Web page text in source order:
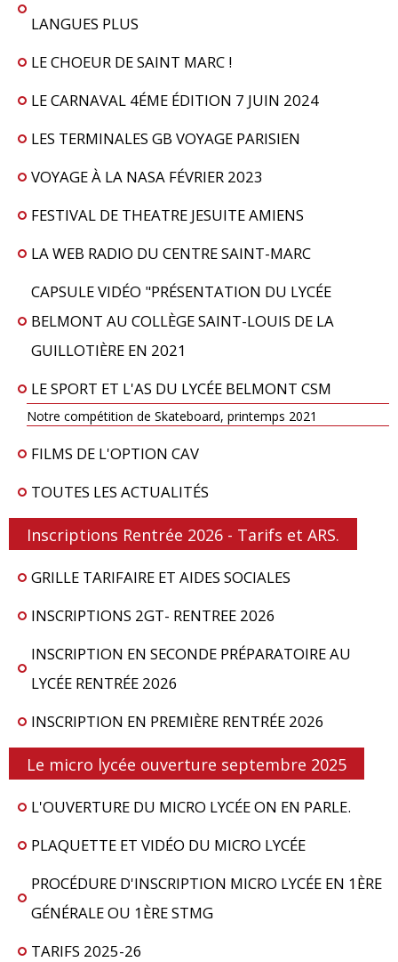
LANGUES PLUS
LE CHOEUR DE SAINT MARC !
LE CARNAVAL 4ÉME ÉDITION 7 JUIN 2024
LES TERMINALES GB VOYAGE PARISIEN
VOYAGE À LA NASA FÉVRIER 2023
FESTIVAL DE THEATRE JESUITE AMIENS
LA WEB RADIO DU CENTRE SAINT-MARC
CAPSULE VIDÉO "PRÉSENTATION DU LYCÉE
BELMONT AU COLLÈGE SAINT-LOUIS DE LA
GUILLOTIÈRE EN 2021
LE SPORT ET L'AS DU LYCÉE BELMONT CSM
Notre compétition de Skateboard, printemps 2021
FILMS DE L'OPTION CAV
TOUTES LES ACTUALITÉS
Inscriptions Rentrée 2026 - Tarifs et ARS.
GRILLE TARIFAIRE ET AIDES SOCIALES
INSCRIPTIONS 2GT- RENTREE 2026
INSCRIPTION EN SECONDE PRÉPARATOIRE AU
LYCÉE RENTRÉE 2026
INSCRIPTION EN PREMIÈRE RENTRÉE 2026
Le micro lycée ouverture septembre 2025
L'OUVERTURE DU MICRO LYCÉE ON EN PARLE.
PLAQUETTE ET VIDÉO DU MICRO LYCÉE
PROCÉDURE D'INSCRIPTION MICRO LYCÉE EN 1ÈRE
GÉNÉRALE OU 1ÈRE STMG
TARIFS 2025-26